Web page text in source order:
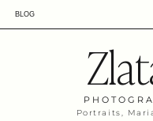
BLOG
Portraits,